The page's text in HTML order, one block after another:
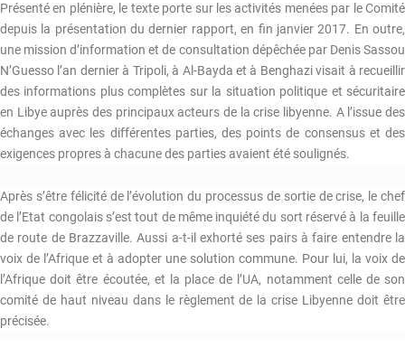
Présenté en plénière, le texte porte sur les activités menées par le Comité
depuis la présentation du dernier rapport, en fin janvier 2017. En outre,
une mission d’information et de consultation dépêchée par Denis Sassou
N’Guesso l’an dernier à Tripoli, à Al-Bayda et à Benghazi visait à recueillir
des informations plus complètes sur la situation politique et sécuritaire
en Libye auprès des principaux acteurs de la crise libyenne. A l’issue des
échanges avec les différentes parties, des points de consensus et des
exigences propres à chacune des parties avaient été soulignés.
Après s’être félicité de l’évolution du processus de sortie de crise, le chef
de l’Etat congolais s’est tout de même inquiété du sort réservé à la feuille
de route de Brazzaville. Aussi a-t-il exhorté ses pairs à faire entendre la
voix de l’Afrique et à adopter une solution commune. Pour lui, la voix de
l’Afrique doit être écoutée, et la place de l’UA, notamment celle de son
comité de haut niveau dans le règlement de la crise Libyenne doit être
précisée.